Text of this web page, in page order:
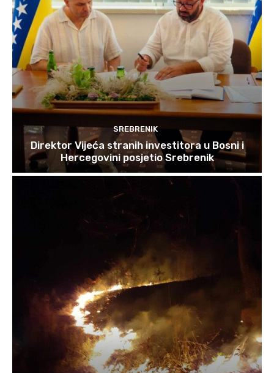
SREBRENIK
Direktor Vijeća stranih investitora u Bosni i
Hercegovini posjetio Srebrenik